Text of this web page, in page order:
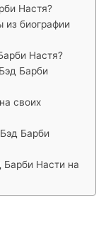
Настя?
из биографии
Настя?
Барби
своих
Барби
Барби Насти на